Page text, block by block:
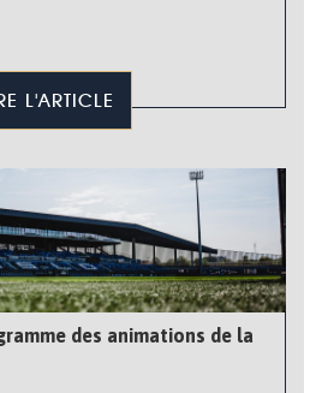
L'ARTICLE
des animations de la